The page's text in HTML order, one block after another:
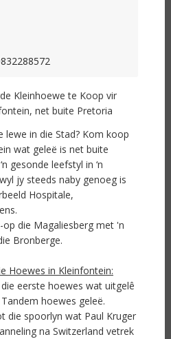
Kleinhoewe te Koop vir
net buite Pretoria
lewe in die Stad? Kom koop
wat geleë is net buite
gesonde leefstyl in ‘n
jy steeds naby genoeg is
Hospitale,
die Magaliesberg met 'n
Bronberge.
Hoewes in Kleinfontein:
eerste hoewes wat uitgelê
hoewes geleë.
die spoorlyn wat Paul Kruger
na Switzerland vetrek